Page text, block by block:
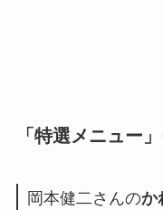
「特選メニュー
岡本健二さんのか